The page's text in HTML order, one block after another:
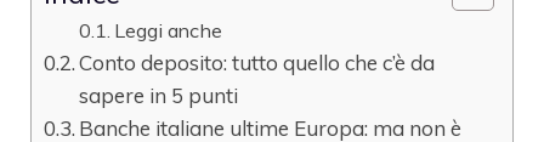
Leggi anche
Conto deposito: tutto quello che c’è da
sapere in 5 punti
Banche italiane ultime Europa: ma non è